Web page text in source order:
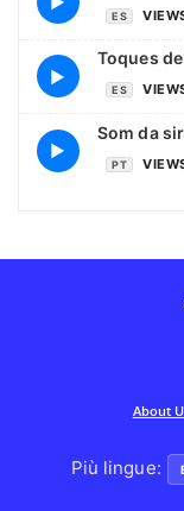
ES
▶
Toques
ES
▶
Som da
PT
Аbout
Più lingue: